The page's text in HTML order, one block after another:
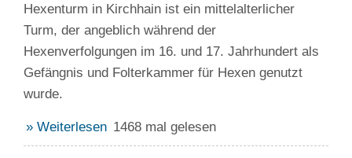
Hexenturm in Kirchhain ist ein mittelalterlicher
Turm, der angeblich während der
Hexenverfolgungen im 16. und 17. Jahrhundert als
Gefängnis und Folterkammer für Hexen genutzt
wurde.
» Weiterlesen 1468 mal gelesen